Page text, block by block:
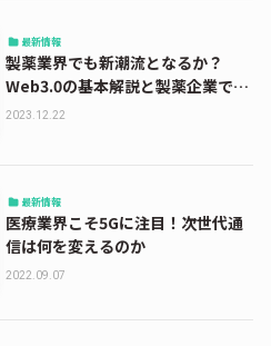
最新情報
製薬業界でも新潮流となるか？
Web3.0の基本解説と製薬企業での
取組事例
2023.12.22
最新情報
医療業界こそ5Gに注目！次世代通
信は何を変えるのか
2022.09.07